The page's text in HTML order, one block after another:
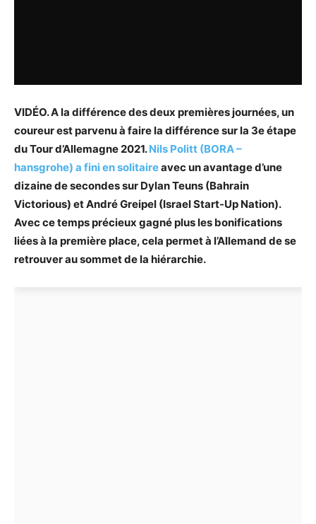
VIDÉO. A la différence des deux premières journées, un
coureur est parvenu à faire la différence sur la 3e étape
du Tour d’Allemagne 2021.Nils Politt (BORA –
hansgrohe) a fini en solitaireavec un avantage d’une
dizaine de secondes sur Dylan Teuns (Bahrain
Victorious) et André Greipel (Israel Start-Up Nation).
Avec ce temps précieux gagné plus les bonifications
liées à la première place, cela permet à l’Allemand de se
retrouver au sommet de la hiérarchie.